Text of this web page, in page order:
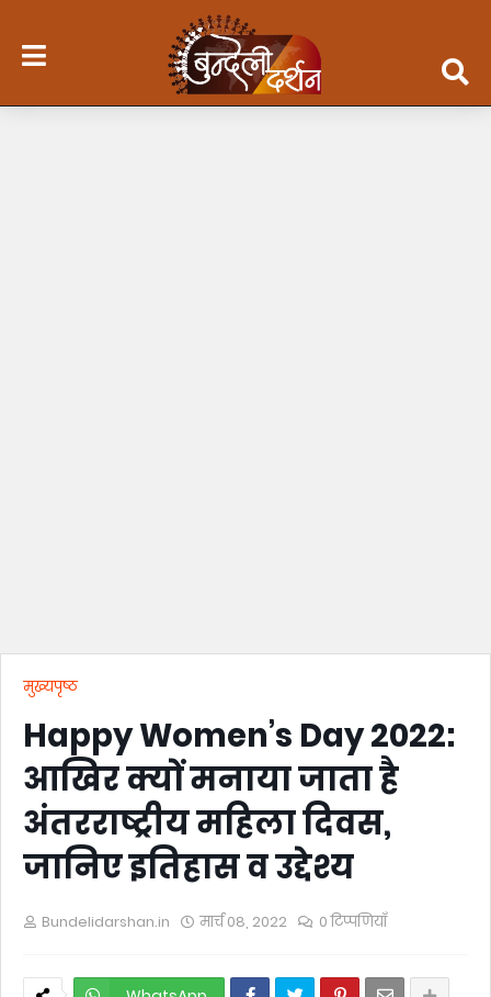
मुख्यपृष्ठ
Happy Women’s Day 2022:
आखिर क्यों मनाया जाता है
अंतरराष्ट्रीय महिला दिवस,
जानिए इतिहास व उद्देश्य
Bundelidarshan.in मार्च 08, 2022 0 टिप्पणियाँ